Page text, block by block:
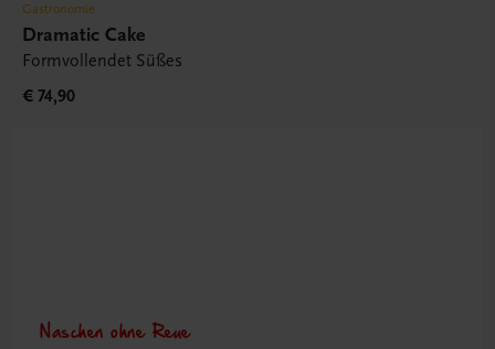
Gastronomie
Dramatic Cake
Formvollendet Süßes
€ 74,90
Naschen ohne Reue